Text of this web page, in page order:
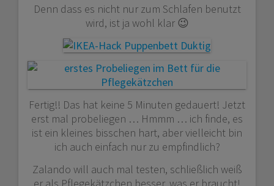
Denn dass es nicht nur zum Schlafen benutzt
wird, ist ja wohl klar 😉
Fertig!! Das hat keine 5 Minuten gedauert! Jetzt
erst mal probeliegen … Hmmm … ich finde, es
ist ein kleines bisschen hart, aber vielleicht bin
ich auch einfach nur zu empfindlich?
Zalando will auch mal testen, schließlich weiß
er als Pflegekätzchen besser, was er braucht!